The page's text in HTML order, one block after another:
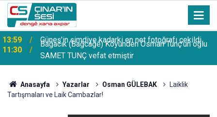
11:30
Bağacık (Bağcağê) Köyünden Osman Tunç'un oğlu
SAMET TUNÇ vefat etmiştir
Anasayfa Yazarlar Osman GÜLEBAK
Laiklik
Tartışmaları ve Laik Cambazlar!